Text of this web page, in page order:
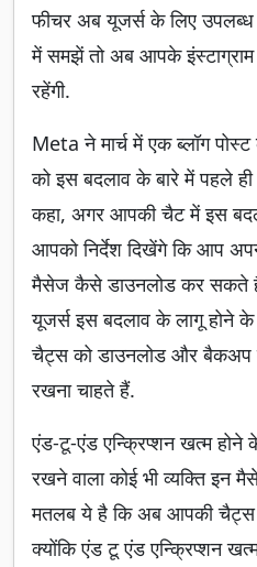
फीचर अब यूजर्स के लिए उपलब्ध
में समझें तो अब आपके
रहेंगी.
Meta ने मार्च में एक ब्लॉग
को इस बदलाव के बारे में पहले ही
कहा, अगर आपकी चैट में इस
आपको निर्देश दिखेंगे कि आप
मैसेज कैसे डाउनलोड कर सकते
यूजर्स इस बदलाव के लागू होने
चैट्स को डाउनलोड और बैकअप
रखना चाहते हैं.
एंड-टू-एंड एन्क्रिप्शन खत्म होने
रखने वाला कोई भी व्यक्ति
मतलब ये है कि अब आपकी चैट्स
क्योंकि एंड टू एंड एन्क्रिप्शन